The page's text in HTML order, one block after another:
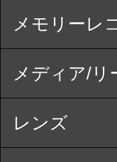
メモリーレ
メディア/リ
レンズ